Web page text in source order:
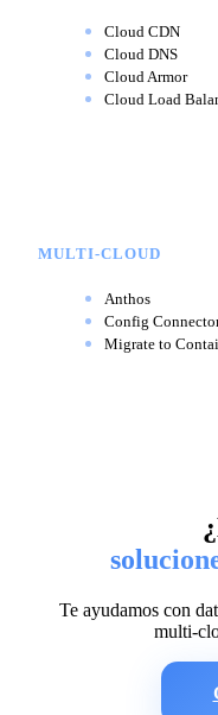
Cloud CDN
Cloud DNS
Cloud Armor
Cloud Load
MULTI-CLOUD
Anthos
Config
Migrate to
Te ayudamos con
multi-